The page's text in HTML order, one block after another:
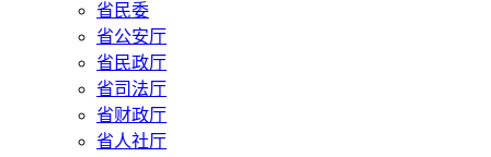
省民委
省公安厅
省民政厅
省司法厅
省财政厅
省人社厅